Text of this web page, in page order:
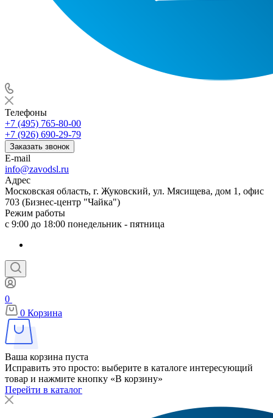
Телефоны
+7 (495) 765-80-00
+7 (926) 690-29-79
Заказать звонок
E-mail
info@zavodsl.ru
Адрес
Московская область, г. Жуковский, ул. Мясищева, дом 1, офис
703 (Бизнес-центр "Чайка")
Режим работы
с 9:00 до 18:00 понедельник - пятница
0
0 Корзина
Ваша корзина пуста
Исправить это просто: выберите в каталоге интересующий
товар и нажмите кнопку «В корзину»
Перейти в каталог